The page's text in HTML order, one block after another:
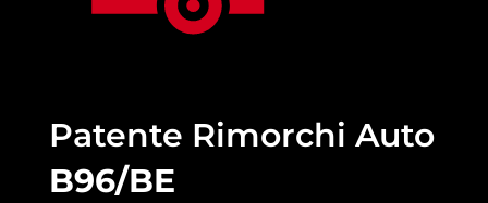
Patente Rimorchi Auto
B96/BE